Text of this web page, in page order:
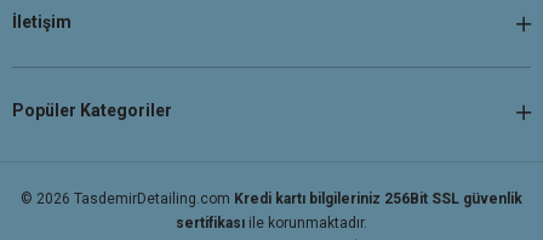
İletişim
Popüler Kategoriler
© 2026 TasdemirDetailing.com Kredi kartı bilgileriniz 256Bit SSL güvenlik
sertifikası ile korunmaktadır.